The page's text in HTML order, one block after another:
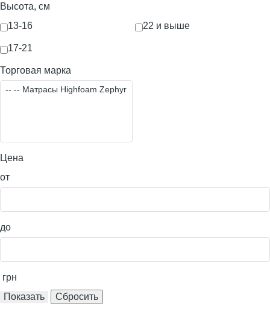
Высота, см
13-16
17-21
22 и выше
Торговая марка
Цена
от
до
грн